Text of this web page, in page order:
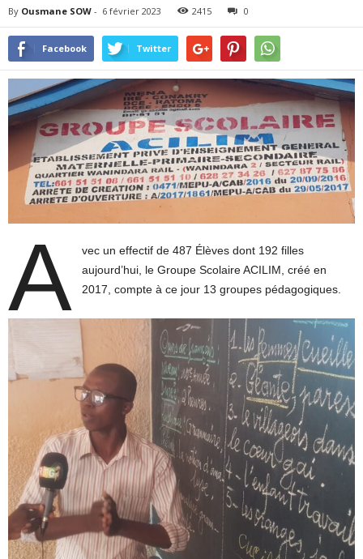
By Ousmane SOW - 6 février 2023 2415 0
Facebook Twitter
A
vec un effectif de 487 Élèves dont 192 filles
aujourd’hui, le Groupe Scolaire ACILIM, créé en
2017, compte à ce jour 13 groupes pédagogiques.